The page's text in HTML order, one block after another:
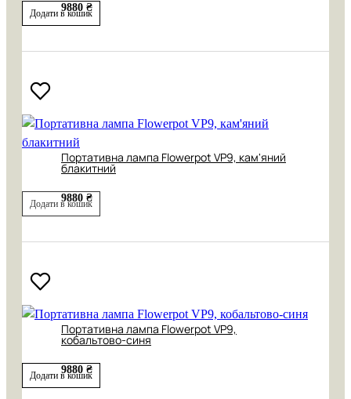
9880 ₴
Додати в кошик
Портативна лампа Flowerpot VP9, кам'яний
блакитний
9880 ₴
Додати в кошик
Портативна лампа Flowerpot VP9,
кобальтово-синя
9880 ₴
Додати в кошик